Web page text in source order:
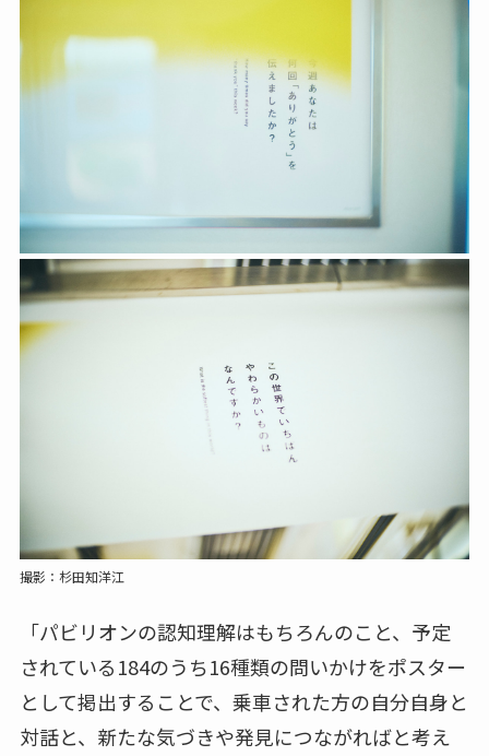
撮影：杉田知洋江
「パビリオンの認知理解はもちろんのこと、予定
されている184のうち16種類の問いかけをポスター
として掲出することで、乗車された方の自分自身と
対話と、新たな気づきや発見につながればと考え